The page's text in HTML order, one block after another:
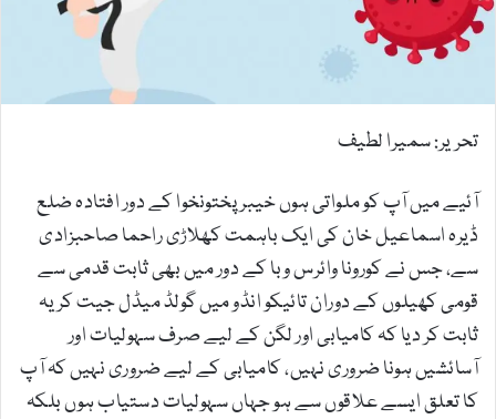
تحریر: سمیرا لطیف
آئیے میں آپ کو ملواتی ہوں خیبرپختونخوا کے دور افتادہ ضلع
ڈیرہ اسماعیل خان کی ایک باہمت کھلاڑی راحما صاحبزادی
سے، جس نے کورونا وائرس وبا کے دور میں بھی ثابت قدمی سے
قومی کھیلوں کے دوران تائیکو انڈو میں گولڈ میڈل جیت کر یہ
ثابت کر دیا کہ کامیابی اور لگن کے لیے صرف سہولیات اور
آسائشیں ہونا ضروری نہیں، کامیابی کے لیے ضروری نہیں کہ آپ
کا تعلق ایسے علاقوں سے ہو جہاں سہولیات دستیاب ہوں بلکہ